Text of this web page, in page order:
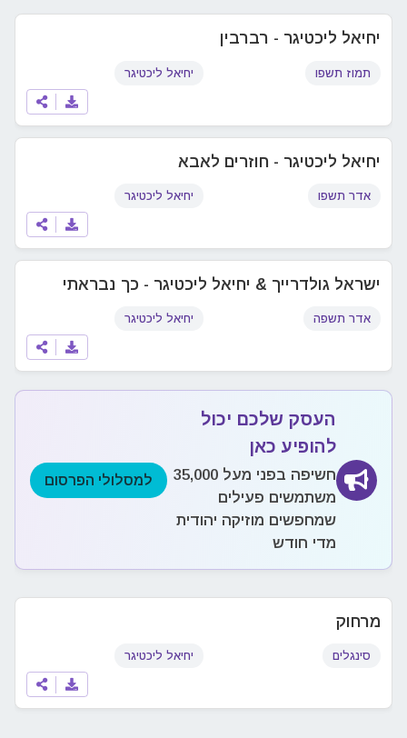
יחיאל ליכטיגר - רברבין
תמוז תשפו יחיאל ליכטיגר
יחיאל ליכטיגר - חוזרים לאבא
אדר תשפו יחיאל ליכטיגר
ישראל גולדרייך & יחיאל ליכטיגר - כך נבראתי
אדר תשפה יחיאל ליכטיגר
העסק שלכם יכול
להופיע כאן
חשיפה בפני מעל 35,000
משתמשים פעילים
שמחפשים מוזיקה יהודית
מדי חודש
למסלולי הפרסום
מרחוק
סינגלים יחיאל ליכטיגר